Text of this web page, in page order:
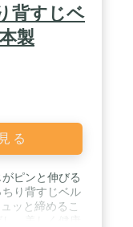
背すじベ
製
る
ピンと伸びる
り背すじベル
ッと締めるこ